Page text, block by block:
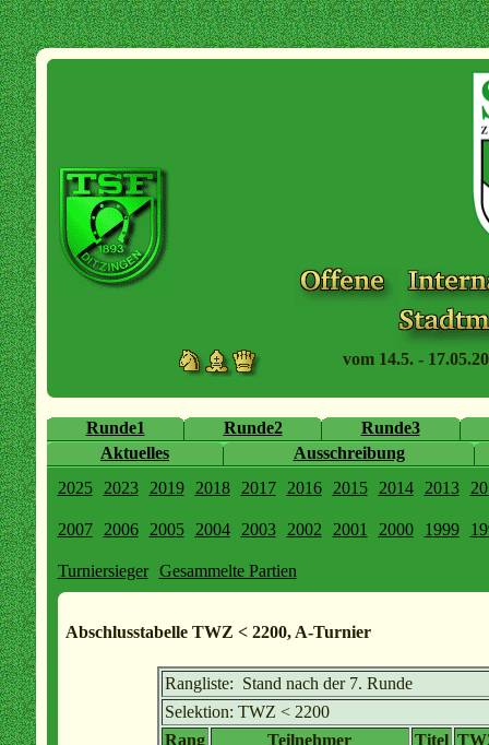
vom 14.5. -
Runde1 Runde2
Runde3
Aktuelles
Ausschreibung
2025
2023 2019 2018 2017 2016 2015 2014 2013
2007 2006 2005 2004 2003 2002 2001 2000 1999
Turniersieger Gesammelte Partien
Abschlusstabelle TWZ < 2200, A-Turnier
Rangliste: Stand nach der 7. Runde
Selektion: TWZ < 2200
Rang
Teilnehmer Titel